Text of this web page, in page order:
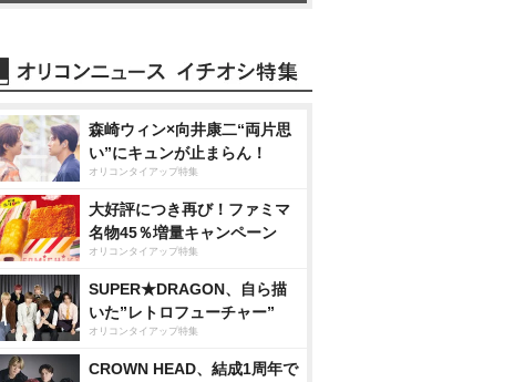
森崎ウィン×向井康二“両片思
い”にキュンが止まらん！
オリコンタイアップ特集
大好評につき再び！ファミマ
名物45％増量キャンペーン
オリコンタイアップ特集
SUPER★DRAGON、自ら描
いた”レトロフューチャー”
オリコンタイアップ特集
CROWN HEAD、結成1周年で